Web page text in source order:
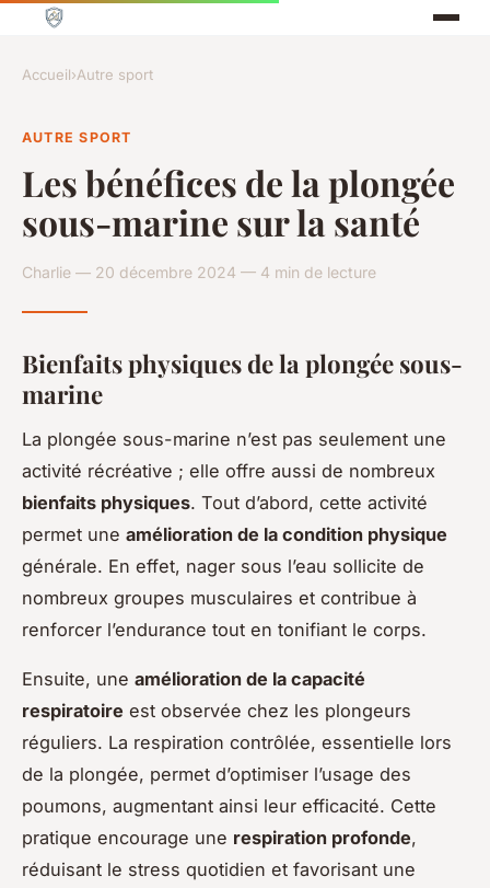
Accueil›Autre sport
AUTRE SPORT
Les bénéfices de la plongée
sous-marine sur la santé
Charlie — 20 décembre 2024 — 4 min de lecture
Bienfaits physiques de la plongée sous-
marine
La plongée sous-marine n’est pas seulement une
activité récréative ; elle offre aussi de nombreux
bienfaits physiques. Tout d’abord, cette activité
permet une amélioration de la condition physique
générale. En effet, nager sous l’eau sollicite de
nombreux groupes musculaires et contribue à
renforcer l’endurance tout en tonifiant le corps.
Ensuite, une amélioration de la capacité
respiratoire est observée chez les plongeurs
réguliers. La respiration contrôlée, essentielle lors
de la plongée, permet d’optimiser l’usage des
poumons, augmentant ainsi leur efficacité. Cette
pratique encourage une respiration profonde,
réduisant le stress quotidien et favorisant une